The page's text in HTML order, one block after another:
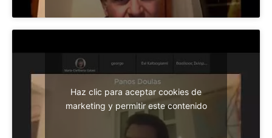
Haz clic para aceptar cookies de
marketing y permitir este contenido